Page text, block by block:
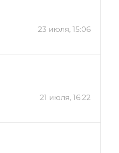
23 июля, 15:06
21 июля, 16:22